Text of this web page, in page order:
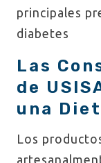
principales
diabetes​
Las
de
una
Los